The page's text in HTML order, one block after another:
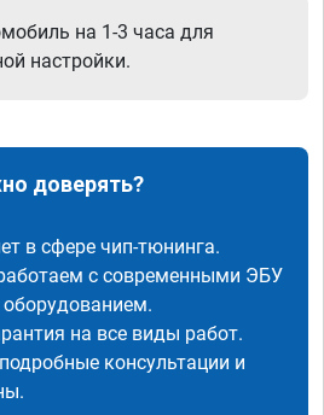
на 1-3 часа для
настройки.
доверять?
в сфере чип-тюнинга.
с современными ЭБУ
на все виды работ.
консультации и